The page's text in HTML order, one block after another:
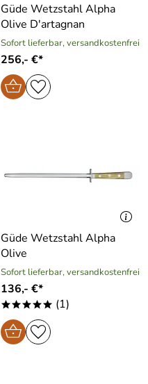
Güde Wetzstahl Alpha
Olive D′artagnan
Sofort lieferbar, versandkostenfrei
256,- €*
Güde Wetzstahl Alpha
Olive
Sofort lieferbar, versandkostenfrei
136,- €*
***** (1)